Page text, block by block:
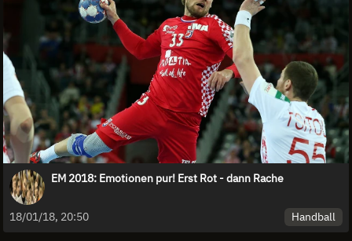
EM 2018: Emotionen pur! Erst Rot - dann Rache
18/01/18, 20:50 Handball